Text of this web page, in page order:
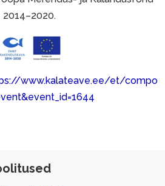
2014–2020.
www.kalateave.ee/et/compo